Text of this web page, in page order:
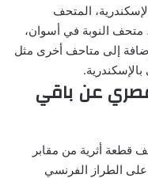
المتحف
متحف النوبة في أسوان،
إلى متاحف أخرى مثل
عن باقي
المصري يضم أكثر من 150 ألف قطعة أثرية من مقابر
على الطراز الفرنسي